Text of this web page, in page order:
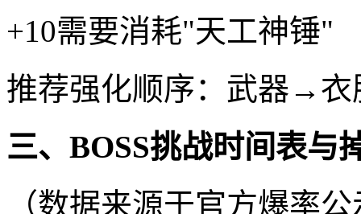
+10需要消耗"天工神锤"
推荐强化顺序：武器→
三、BOSS挑战时间表与
（数据来源于官方爆率